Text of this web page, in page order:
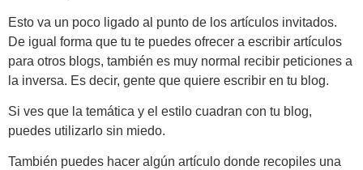
Esto va un poco ligado al punto de los artículos invitados.
De igual forma que tu te puedes ofrecer a escribir artículos
para otros blogs, también es muy normal recibir peticiones a
la inversa. Es decir, gente que quiere escribir en tu blog.
Si ves que la temática y el estilo cuadran con tu blog,
puedes utilizarlo sin miedo.
También puedes hacer algún artículo donde recopiles una